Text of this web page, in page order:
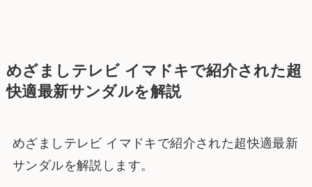
めざましテレビ イマドキで紹介された超
快適最新サンダルを解説
めざましテレビ イマドキで紹介された超快適最新
サンダルを解説します。